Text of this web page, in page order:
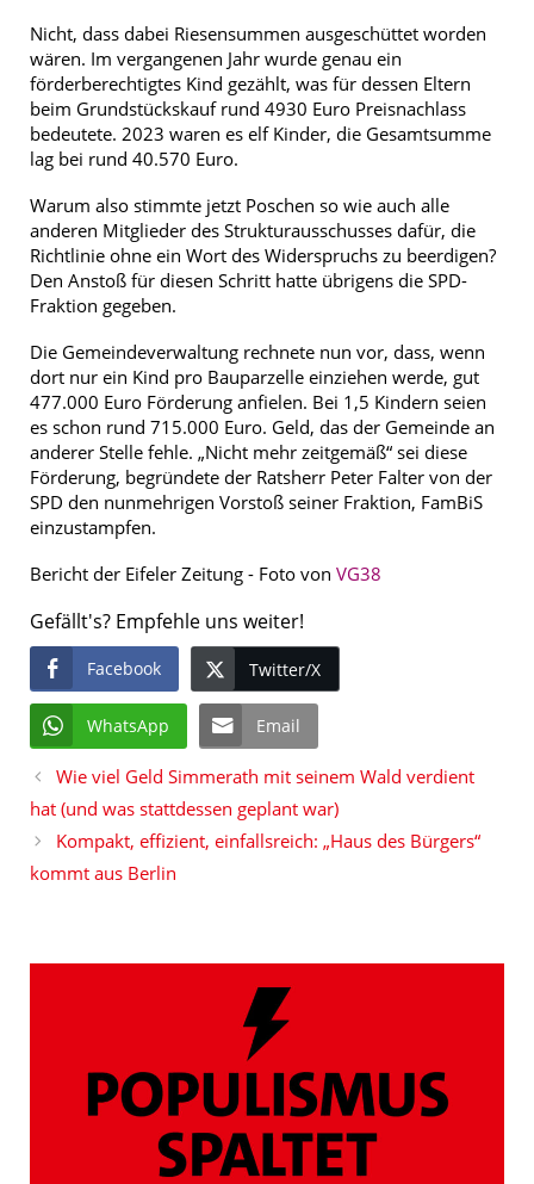
Nicht, dass dabei Riesensummen ausgeschüttet worden
wären. Im vergangenen Jahr wurde genau ein
förderberechtigtes Kind gezählt, was für dessen Eltern
beim Grundstückskauf rund 4930 Euro Preisnachlass
bedeutete. 2023 waren es elf Kinder, die Gesamtsumme
lag bei rund 40.570 Euro.
Warum also stimmte jetzt Poschen so wie auch alle
anderen Mitglieder des Strukturausschusses dafür, die
Richtlinie ohne ein Wort des Widerspruchs zu beerdigen?
Den Anstoß für diesen Schritt hatte übrigens die SPD-
Fraktion gegeben.
Die Gemeindeverwaltung rechnete nun vor, dass, wenn
dort nur ein Kind pro Bauparzelle einziehen werde, gut
477.000 Euro Förderung anfielen. Bei 1,5 Kindern seien
es schon rund 715.000 Euro. Geld, das der Gemeinde an
anderer Stelle fehle. „Nicht mehr zeitgemäß“ sei diese
Förderung, begründete der Ratsherr Peter Falter von der
SPD den nunmehrigen Vorstoß seiner Fraktion, FamBiS
einzustampfen.
Bericht der Eifeler Zeitung - Foto von VG38
Gefällt's? Empfehle uns weiter!
Facebook Twitter/X
WhatsApp Email
Wie viel Geld Simmerath mit seinem Wald verdient
hat (und was stattdessen geplant war)
Kompakt, effizient, einfallsreich: „Haus des Bürgers“
kommt aus Berlin